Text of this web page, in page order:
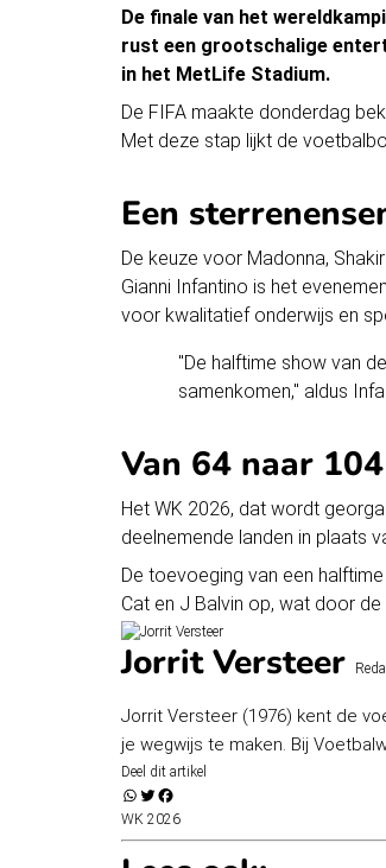
De finale van het
rust een grootschalige
in het MetLife Stadium.
De FIFA maakte donderdag
Met deze stap lijkt de
Een
De keuze voor Madonna,
Gianni Infantino is het
voor kwalitatief onderwijs en
"De halftime show van
samenkomen," aldus
Van 64 naar
Het WK 2026, dat wordt
deelnemende landen in plaats
De toevoeging van een
Cat en J Balvin op, wat door
Jorrit Versteer
Jorrit Versteer (1976) kent de
je wegwijs te maken. Bij
Deel dit artikel
WK 2026